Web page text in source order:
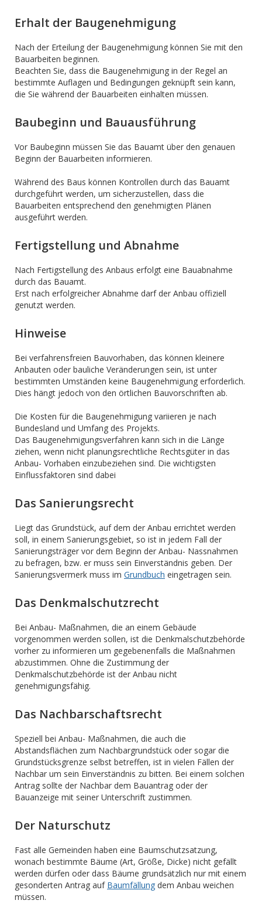
Erhalt der Baugenehmigung
Nach der Erteilung der Baugenehmigung können Sie mit den
Bauarbeiten beginnen.
Beachten Sie, dass die Baugenehmigung in der Regel an
bestimmte Auflagen und Bedingungen geknüpft sein kann,
die Sie während der Bauarbeiten einhalten müssen.
Baubeginn und Bauausführung
Vor Baubeginn müssen Sie das Bauamt über den genauen
Beginn der Bauarbeiten informieren.
Während des Baus können Kontrollen durch das Bauamt
durchgeführt werden, um sicherzustellen, dass die
Bauarbeiten entsprechend den genehmigten Plänen
ausgeführt werden.
Fertigstellung und Abnahme
Nach Fertigstellung des Anbaus erfolgt eine Bauabnahme
durch das Bauamt.
Erst nach erfolgreicher Abnahme darf der Anbau offiziell
genutzt werden.
Hinweise
Bei verfahrensfreien Bauvorhaben, das können kleinere
Anbauten oder bauliche Veränderungen sein, ist unter
bestimmten Umständen keine Baugenehmigung erforderlich.
Dies hängt jedoch von den örtlichen Bauvorschriften ab.
Die Kosten für die Baugenehmigung variieren je nach
Bundesland und Umfang des Projekts.
Das Baugenehmigungsverfahren kann sich in die Länge
ziehen, wenn nicht planungsrechtliche Rechtsgüter in das
Anbau- Vorhaben einzubeziehen sind. Die wichtigsten
Einflussfaktoren sind dabei
Das Sanierungsrecht
Liegt das Grundstück, auf dem der Anbau errichtet werden
soll, in einem Sanierungsgebiet, so ist in jedem Fall der
Sanierungsträger vor dem Beginn der Anbau- Nassnahmen
zu befragen, bzw. er muss sein Einverständnis geben. Der
Sanierungsvermerk muss im Grundbuch eingetragen sein.
Das Denkmalschutzrecht
Bei Anbau- Maßnahmen, die an einem Gebäude
vorgenommen werden sollen, ist die Denkmalschutzbehörde
vorher zu informieren um gegebenenfalls die Maßnahmen
abzustimmen. Ohne die Zustimmung der
Denkmalschutzbehörde ist der Anbau nicht
genehmigungsfähig.
Das Nachbarschaftsrecht
Speziell bei Anbau- Maßnahmen, die auch die
Abstandsflächen zum Nachbargrundstück oder sogar die
Grundstücksgrenze selbst betreffen, ist in vielen Fällen der
Nachbar um sein Einverständnis zu bitten. Bei einem solchen
Antrag sollte der Nachbar dem Bauantrag oder der
Bauanzeige mit seiner Unterschrift zustimmen.
Der Naturschutz
Fast alle Gemeinden haben eine Baumschutzsatzung,
wonach bestimmte Bäume (Art, Größe, Dicke) nicht gefällt
werden dürfen oder dass Bäume grundsätzlich nur mit einem
gesonderten Antrag auf Baumfällung dem Anbau weichen
müssen.